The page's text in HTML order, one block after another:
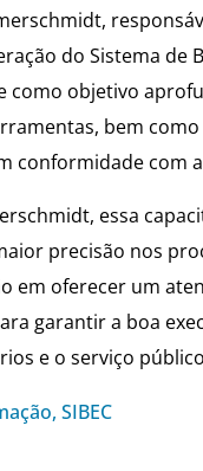
do Sistema de
como objetivo
bem
conformidade com
essa
precisão nos
em oferecer um
garantir a boa
e o serviço
, SIBEC